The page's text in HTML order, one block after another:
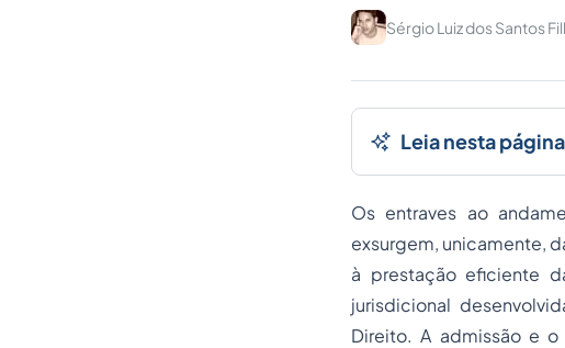
Sérgio Luiz dos Santos
Leia nesta
Os entraves ao
exsurgem, unicamente,
à prestação eficiente
jurisdicional
Direito. A admissão e